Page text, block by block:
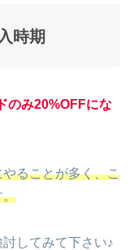
時期
のみ20%OFFにな
ることが多く、こ
。
してみて下さい♪